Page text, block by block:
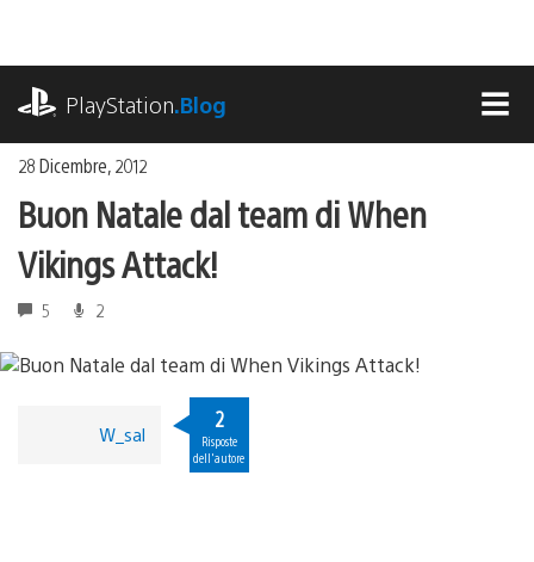
contenuto
PlayStation.Blog
28 Dicembre, 2012
Buon Natale dal team di When
Vikings Attack!
5 2
W_sal
2
Risposte
dell'autore